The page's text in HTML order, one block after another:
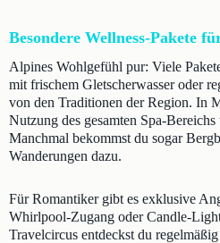
Besondere Wellness-Pakete
Alpines Wohlgefühl pur: Viele
mit frischem Gletscherwasser oder
von den Traditionen der Region. In
Nutzung des gesamten Spa-
Manchmal bekommst du sogar
Wanderungen dazu.
Für Romantiker gibt es exklusive
Whirlpool-Zugang oder Candle-
Travelcircus entdeckst du